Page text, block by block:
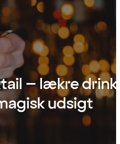
– lækre
udsigt